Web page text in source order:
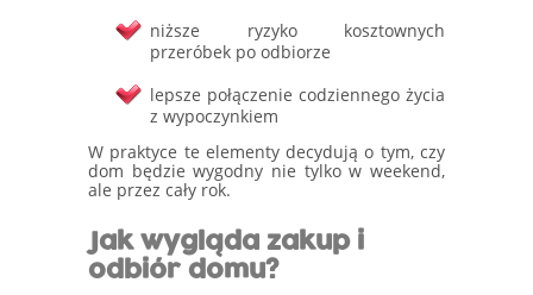
niższe ryzyko kosztownych
przeróbek po odbiorze
lepsze połączenie codziennego życia
z wypoczynkiem
W praktyce te elementy decydują o tym, czy
dom będzie wygodny nie tylko w weekend,
ale przez cały rok.
Jak wygląda zakup i
odbiór domu?